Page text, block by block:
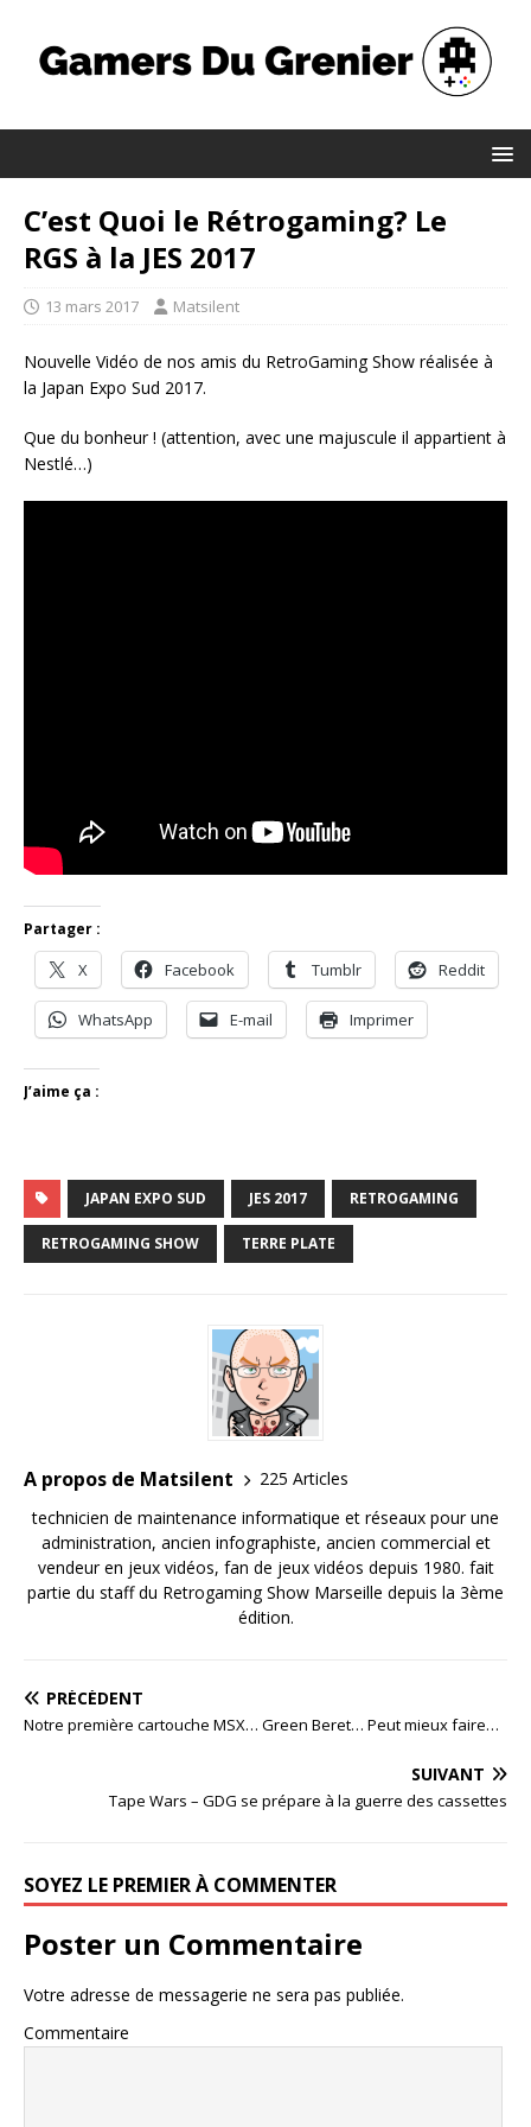
C’est Quoi le Rétrogaming? Le
RGS à la JES 2017
13 mars 2017 Matsilent
Nouvelle Vidéo de nos amis du RetroGaming Show réalisée à
la Japan Expo Sud 2017.
Que du bonheur ! (attention, avec une majuscule il appartient à
Nestlé…)
Partager :
X Facebook Tumblr Reddit
WhatsApp E-mail Imprimer
J’aime ça :
JAPAN EXPO SUD JES 2017 RETROGAMING
RETROGAMING SHOW TERRE PLATE
A propos de Matsilent
225 Articles
technicien de maintenance informatique et réseaux pour une
administration, ancien infographiste, ancien commercial et
vendeur en jeux vidéos, fan de jeux vidéos depuis 1980. fait
partie du staff du Retrogaming Show Marseille depuis la 3ème
édition.
PRÉCÉDENT
Notre première cartouche MSX… Green Beret… Peut mieux faire…
SUIVANT
Tape Wars – GDG se prépare à la guerre des cassettes
SOYEZ LE PREMIER À COMMENTER
Poster un Commentaire
Votre adresse de messagerie ne sera pas publiée.
Commentaire